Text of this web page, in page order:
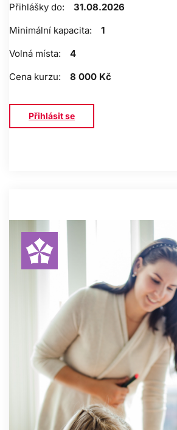
Přihlášky do:
31.08.2026
Minimální kapacita:
1
Volná místa:
4
Cena kurzu:
8 000 Kč
Přihlásit se